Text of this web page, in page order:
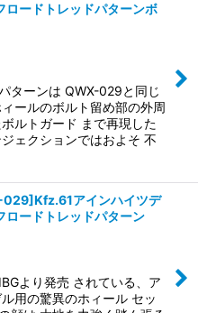
ロードトレッドパターンボ
ターンは QWX-029と同じ
ールのボルト留め部の外周
ルトガード まで再現した
ェクションではおよそ 不
アインハイツデ
ロードトレッドパターン
より発売 されている、ア
用の驚異のホィール セッ